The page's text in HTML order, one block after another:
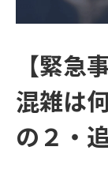
【緊急
混雑は
の２・